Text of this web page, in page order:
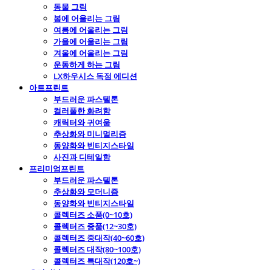
동물 그림
봄에 어울리는 그림
여름에 어울리는 그림
가을에 어울리는 그림
겨울에 어울리는 그림
운동하게 하는 그림
LX하우시스 독점 에디션
아트프린트
부드러운 파스텔톤
컬러풀한 화려함
캐릭터와 귀여움
추상화와 미니멀리즘
동양화와 빈티지스타일
사진과 디테일함
프리미엄프린트
부드러운 파스텔톤
추상화와 모더니즘
동양화와 빈티지스타일
콜렉터즈 소품(0~10호)
콜렉터즈 중품(12~30호)
콜렉터즈 중대작(40~60호)
콜렉터즈 대작(80~100호)
콜렉터즈 특대작(120호~)